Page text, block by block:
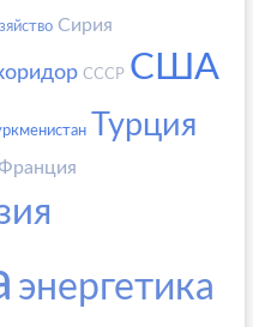
Сирия
СССР США
Турция
энергетика